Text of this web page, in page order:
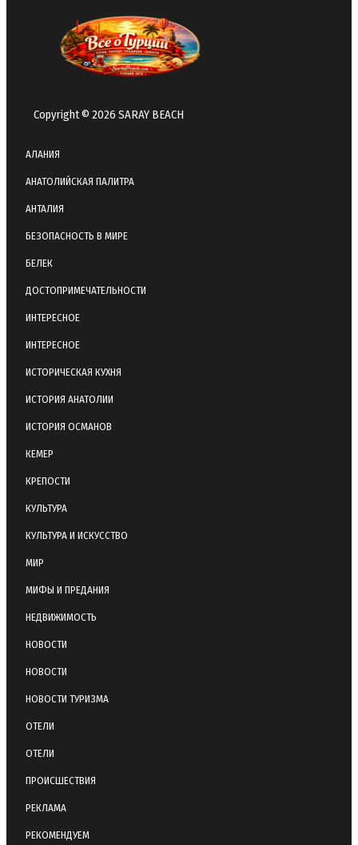
Copyright © 2026 SARAY BEACH
АЛАНИЯ
АНАТОЛИЙСКАЯ ПАЛИТРА
АНТАЛИЯ
БЕЗОПАСНОСТЬ В МИРЕ
БЕЛЕК
ДОСТОПРИМЕЧАТЕЛЬНОСТИ
ИНТЕРЕСНОЕ
ИНТЕРЕСНОЕ
ИСТОРИЧЕСКАЯ КУХНЯ
ИСТОРИЯ АНАТОЛИИ
ИСТОРИЯ ОСМАНОВ
КЕМЕР
КРЕПОСТИ
КУЛЬТУРА
КУЛЬТУРА И ИСКУССТВО
МИР
МИФЫ И ПРЕДАНИЯ
НЕДВИЖИМОСТЬ
НОВОСТИ
НОВОСТИ
НОВОСТИ ТУРИЗМА
ОТЕЛИ
ОТЕЛИ
ПРОИСШЕСТВИЯ
РЕКЛАМА
РЕКОМЕНДУЕМ